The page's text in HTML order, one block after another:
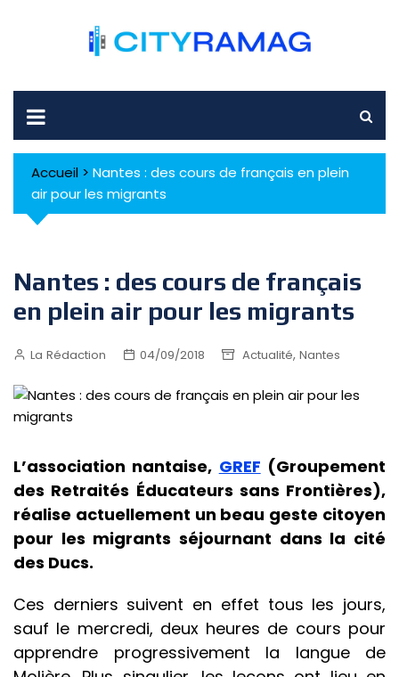
Accueil > Nantes : des cours de français en plein
air pour les migrants
Nantes : des cours de français
en plein air pour les migrants
La Rédaction 04/09/2018 Actualité, Nantes
L’association nantaise, GREF (Groupement
des Retraités Éducateurs sans Frontières),
réalise actuellement un beau geste citoyen
pour les migrants séjournant dans la cité
des Ducs.
Ces derniers suivent en effet tous les jours,
sauf le mercredi, deux heures de cours pour
apprendre progressivement la langue de